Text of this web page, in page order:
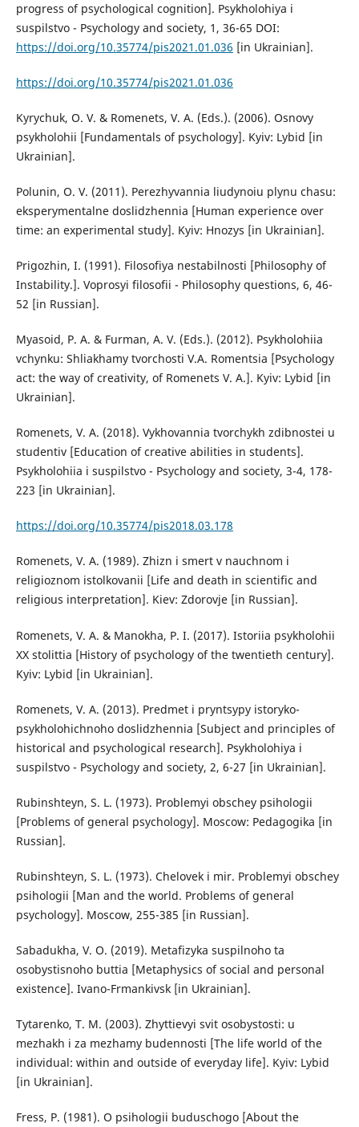
progress of psychological cognition]. Psykholohiya i
suspilstvo - Psychology and society, 1, 36-65 DOI:
https://doi.org/10.35774/pis2021.01.036 [in Ukrainian].
https://doi.org/10.35774/pis2021.01.036
Kyrychuk, O. V. & Romenets, V. A. (Eds.). (2006). Osnovy
psykholohii [Fundamentals of psychology]. Kyiv: Lybid [in
Ukrainian].
Polunin, O. V. (2011). Perezhyvannia liudynoiu plynu chasu:
eksperymentalne doslidzhennia [Human experience over
time: an experimental study]. Kyiv: Hnozys [in Ukrainian].
Prigozhin, I. (1991). Filosofiya nestabilnosti [Philosophy of
Instability.]. Voprosyi filosofii - Philosophy questions, 6, 46-
52 [in Russian].
Myasoid, P. A. & Furman, A. V. (Eds.). (2012). Psykholohiia
vchynku: Shliakhamy tvorchosti V.A. Romentsia [Psychology
act: the way of creativity, of Romenets V. A.]. Kyiv: Lybid [in
Ukrainian].
Romenets, V. A. (2018). Vykhovannia tvorchykh zdibnostei u
studentiv [Education of creative abilities in students].
Psykholohiia i suspilstvo - Psychology and society, 3-4, 178-
223 [in Ukrainian].
https://doi.org/10.35774/pis2018.03.178
Romenets, V. A. (1989). Zhizn i smert v nauchnom i
religioznom istolkovanii [Life and death in scientific and
religious interpretation]. Kiev: Zdorovje [in Russian].
Romenets, V. A. & Manokha, P. I. (2017). Istoriia psykholohii
XX stolittia [History of psychology of the twentieth century].
Kyiv: Lybid [in Ukrainian].
Romenets, V. A. (2013). Predmet i pryntsypy istoryko-
psykholohichnoho doslidzhennia [Subject and principles of
historical and psychological research]. Psykholohiya i
suspilstvo - Psychology and society, 2, 6-27 [in Ukrainian].
Rubinshteyn, S. L. (1973). Problemyi obschey psihologii
[Problems of general psychology]. Moscow: Pedagogika [in
Russian].
Rubinshteyn, S. L. (1973). Chelovek i mir. Problemyi obschey
psihologii [Man and the world. Problems of general
psychology]. Moscow, 255-385 [in Russian].
Sabadukha, V. O. (2019). Metafizyka suspilnoho ta
osobystisnoho buttia [Metaphysics of social and personal
existence]. Ivano-Frmankivsk [in Ukrainian].
Tytarenko, T. M. (2003). Zhyttievyi svit osobystosti: u
mezhakh i za mezhamy budennosti [The life world of the
individual: within and outside of everyday life]. Kyiv: Lybid
[in Ukrainian].
Fress, P. (1981). O psihologii buduschogo [About the